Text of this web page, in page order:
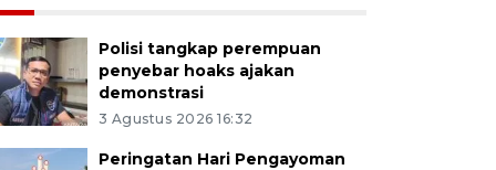
Polisi tangkap perempuan
penyebar hoaks ajakan
demonstrasi
3 Agustus 2026 16:32
Peringatan Hari Pengayoman